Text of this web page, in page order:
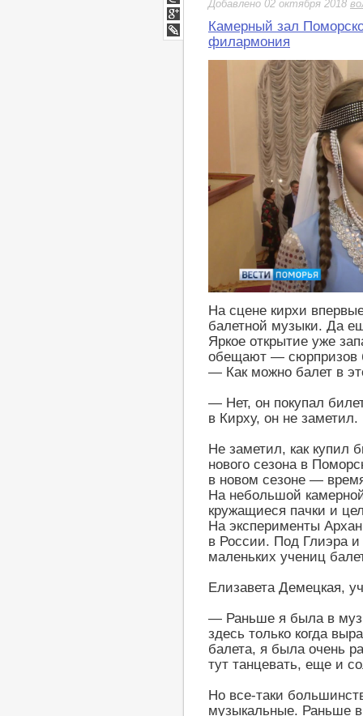
Добавлено 02 октября 2018
Камерный зал
филармония
На сцене кирхи
балетной музыки. Да
Яркое открытие уже
обещают — сюрпризов
— Как можно балет в
— Нет, он покупал
в Кирху, он не заметил.
Не заметил, как купил
нового сезона в
в новом сезоне —
На небольшой
кружащиеся пачки и
На эксперименты
в России. Под Глиэра
маленьких учениц
Елизавета Демецкая,
— Раньше я была в
здесь только когда
балета, я была очень
тут танцевать, еще и
Но все-таки
музыкальные. Раньше
Мой
Мир
Google+
LiveJournal